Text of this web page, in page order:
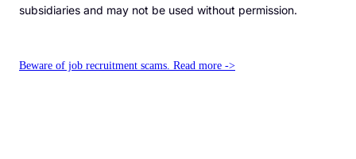
subsidiaries and may not be used without permission.
Beware of job recruitment scams. Read more ->